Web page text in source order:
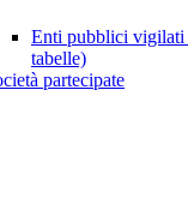
Enti pubblici vigilati
tabelle)
partecipate